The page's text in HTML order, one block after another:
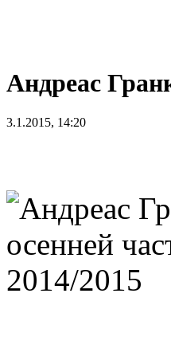
Андреас
3.1.2015, 14:20